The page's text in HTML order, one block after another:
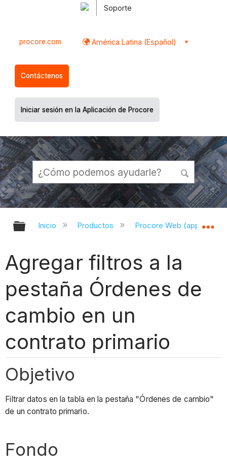
Soporte
procore.com América Latina (Español)
Contáctenos
Iniciar sesión en la Aplicación de Procore
Expandir/contraer jerarquía global
Inicio Productos Procore Web
Agregar filtros a la
pestaña Órdenes de
cambio en un
contrato primario
Objetivo
Filtrar datos en la tabla en la pestaña "Órdenes de cambio"
de un contrato primario.
Fondo